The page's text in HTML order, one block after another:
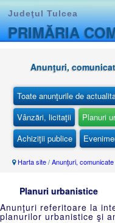
Judeţul Tulcea
PRIMĂRIA
Anunţuri,
Toate anunţurile de
Vânzări, licitaţii
Planuri
Achiziţii publice
Harta site/Anunţuri, comunicate
Planuri urbanistice
Anunţuri referitoare la
planurilor urbanistice şi